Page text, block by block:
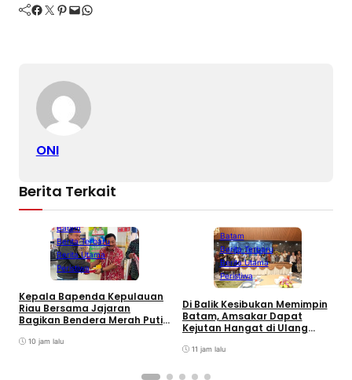
Facebook Twitter Pinterest Mail WhatsApp
ONI
Berita Terkait
Batam
Berita Terbaru
Berita Utama
Peristiwa
Kepala Bapenda Kepulauan
Riau Bersama Jajaran
Bagikan Bendera Merah Putih
Bermotor di Kantor Samsat
10 jam lalu
Batam
Berita Terbaru
Berita Utama
Peristiwa
Di Balik Kesibukan Memimpin
Batam, Amsakar Dapat
Kejutan Hangat di Ulang
11 jam lalu